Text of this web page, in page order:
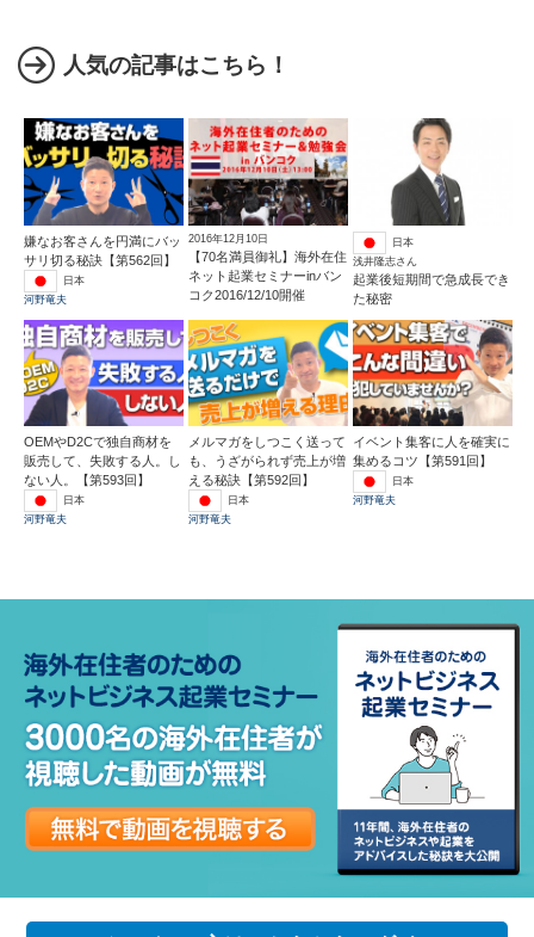
人気の記事はこちら！
嫌なお客さんを円満にバッ
サリ切る秘訣【第562回】
日本
河野竜夫
2016年12月10日
【70名満員御礼】海外在住
ネット起業セミナーinバン
コク2016/12/10開催
日本
浅井隆志さん
起業後短期間で急成長でき
た秘密
OEMやD2Cで独自商材を
販売して、失敗する人。し
ない人。【第593回】
日本
河野竜夫
メルマガをしつこく送って
も、うざがられず売上が増
える秘訣【第592回】
日本
河野竜夫
イベント集客に人を確実に
集めるコツ【第591回】
日本
河野竜夫